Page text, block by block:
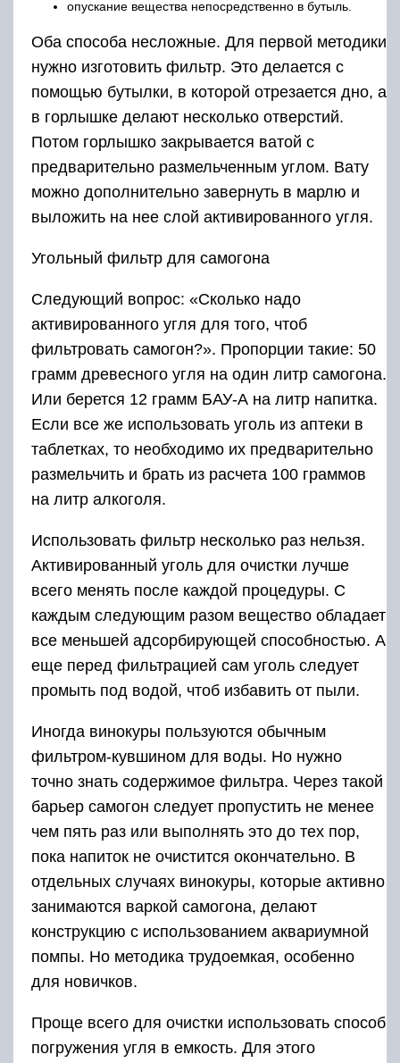
опускание вещества непосредственно в бутыль.
Оба способа несложные. Для первой методики
нужно изготовить фильтр. Это делается с
помощью бутылки, в которой отрезается дно, а
в горлышке делают несколько отверстий.
Потом горлышко закрывается ватой с
предварительно размельченным углом. Вату
можно дополнительно завернуть в марлю и
выложить на нее слой активированного угля.
Угольный фильтр для самогона
Следующий вопрос: «Сколько надо
активированного угля для того, чтоб
фильтровать самогон?». Пропорции такие: 50
грамм древесного угля на один литр самогона.
Или берется 12 грамм БАУ-А на литр напитка.
Если все же использовать уголь из аптеки в
таблетках, то необходимо их предварительно
размельчить и брать из расчета 100 граммов
на литр алкоголя.
Использовать фильтр несколько раз нельзя.
Активированный уголь для очистки лучше
всего менять после каждой процедуры. С
каждым следующим разом вещество обладает
все меньшей адсорбирующей способностью. А
еще перед фильтрацией сам уголь следует
промыть под водой, чтоб избавить от пыли.
Иногда винокуры пользуются обычным
фильтром-кувшином для воды. Но нужно
точно знать содержимое фильтра. Через такой
барьер самогон следует пропустить не менее
чем пять раз или выполнять это до тех пор,
пока напиток не очистится окончательно. В
отдельных случаях винокуры, которые активно
занимаются варкой самогона, делают
конструкцию с использованием аквариумной
помпы. Но методика трудоемкая, особенно
для новичков.
Проще всего для очистки использовать способ
погружения угля в емкость. Для этого